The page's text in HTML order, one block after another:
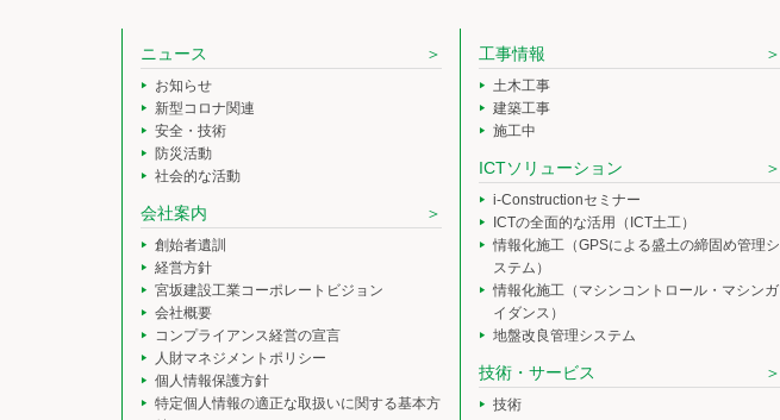
ニュース
お知らせ
新型コロナ関連
安全・技術
防災活動
社会的な活動
会社案内
創始者遺訓
経営方針
宮坂建設工業コーポレートビジョン
会社概要
コンプライアンス経営の宣言
人財マネジメントポリシー
個人情報保護方針
特定個人情報の適正な取扱いに関する基本方
工事情報
土木工事
建築工事
施工中
ICTソリューション
i-Constructionセミナー
ICTの全面的な活用（ICT土工）
情報化施工（GPSによる盛土の締固め管理シ
ステム）
情報化施工（マシンコントロール・マシンガ
イダンス）
地盤改良管理システム
技術・サービス
技術